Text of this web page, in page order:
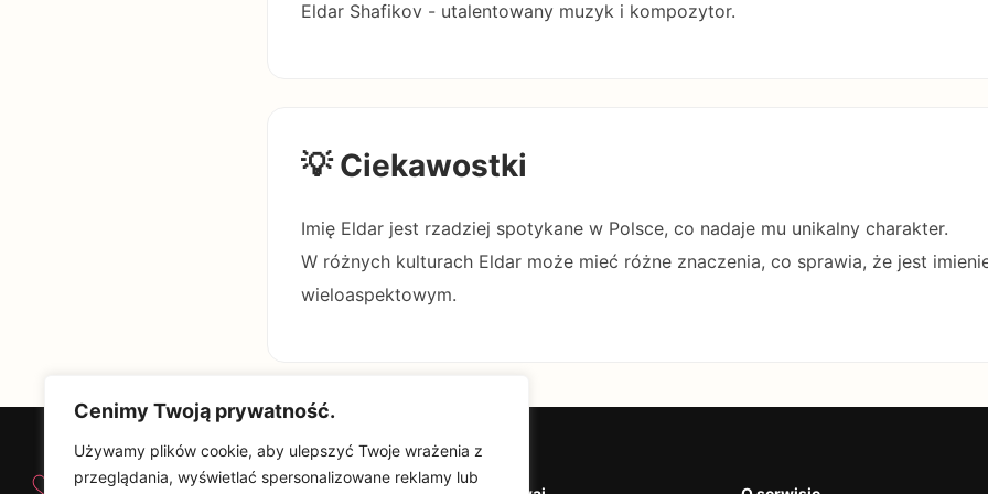
Cenimy Twoją prywatność.
Używamy plików cookie, aby ulepszyć Twoje wrażenia z
przeglądania, wyświetlać spersonalizowane reklamy lub
Eldar Shafikov - utalentowany muzyk i kompozytor.
💡 Ciekawostki
Imię Eldar jest rzadziej spotykane w Polsce, co nadaje mu unikalny charakter.
W różnych kulturach Eldar może mieć różne znaczenia, co sprawia, że jest
wieloaspektowym.